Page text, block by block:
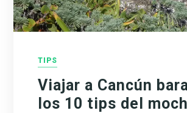
TIPS
Viajar a Cancún
los 10 tips del